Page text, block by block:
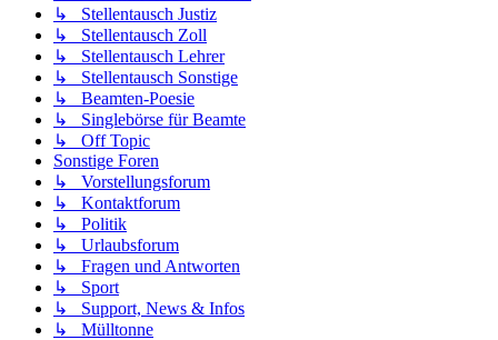
↳ Stellentausch Justiz
↳ Stellentausch Zoll
↳ Stellentausch Lehrer
↳ Stellentausch Sonstige
↳ Beamten-Poesie
↳ Singlebörse für Beamte
↳ Off Topic
Sonstige Foren
↳ Vorstellungsforum
↳ Kontaktforum
↳ Politik
↳ Urlaubsforum
↳ Fragen und Antworten
↳ Sport
↳ Support, News & Infos
↳ Mülltonne